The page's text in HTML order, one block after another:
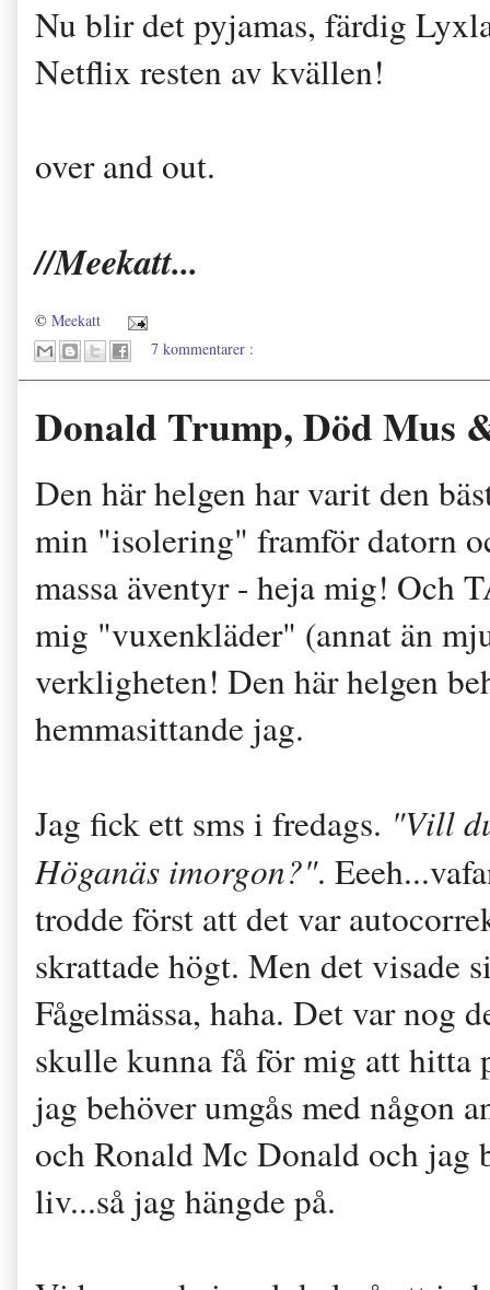
Nu blir det pyjamas, färdig
Netflix resten av kvällen!
over and out.
//Meekatt...
© Meekatt
7 kommentarer :
Donald Trump, Död Mus
Den här helgen har varit den
min "isolering" framför datorn
massa äventyr - heja mig! Och
mig "vuxenkläder" (annat än
verkligheten! Den här helgen
hemmasittande jag.
Jag fick ett sms i fredags. "Vill
Höganäs imorgon?".
trodde först att det var
skrattade högt. Men det visade
Fågelmässa, haha. Det var nog
skulle kunna få för mig att hitta
jag behöver umgås med någon
och Ronald Mc Donald och
liv...så jag hängde på.